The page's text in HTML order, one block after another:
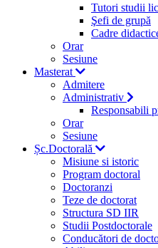
Tutori studii
Şefi de grupă
Cadre
Orar
Sesiune
Masterat
Admitere
Administrativ
Responsabili
Orar
Sesiune
Șc.Doctorală
Misiune si istoric
Program doctoral
Doctoranzi
Teze de doctorat
Structura SD IIR
Studii Postdoctorale
Conducători de